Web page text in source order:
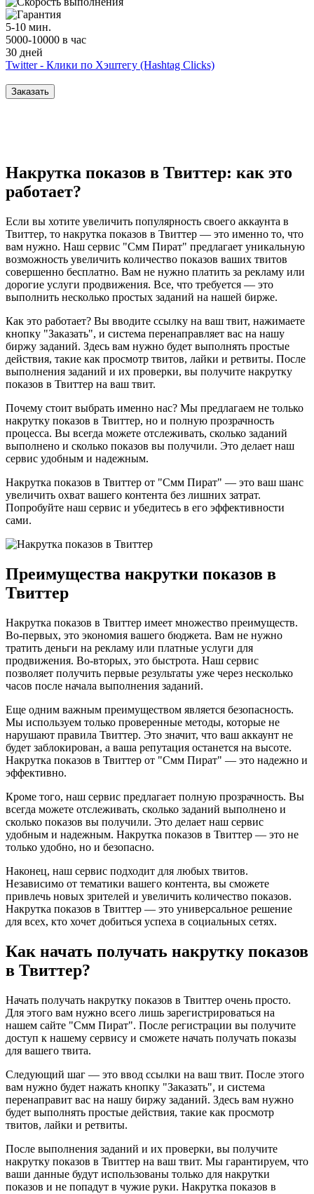
5-10 мин.
5000-10000 в час
30 дней
Twitter - Клики по Хэштегу (Hashtag Clicks)
Заказать
Накрутка показов в Твиттер: как это
работает?
Если вы хотите увеличить популярность своего аккаунта в
Твиттер, то накрутка показов в Твиттер — это именно то, что
вам нужно. Наш сервис "Смм Пират" предлагает уникальную
возможность увеличить количество показов ваших твитов
совершенно бесплатно. Вам не нужно платить за рекламу или
дорогие услуги продвижения. Все, что требуется — это
выполнить несколько простых заданий на нашей бирже.
Как это работает? Вы вводите ссылку на ваш твит, нажимаете
кнопку "Заказать", и система перенаправляет вас на нашу
биржу заданий. Здесь вам нужно будет выполнять простые
действия, такие как просмотр твитов, лайки и ретвиты. После
выполнения заданий и их проверки, вы получите накрутку
показов в Твиттер на ваш твит.
Почему стоит выбрать именно нас? Мы предлагаем не только
накрутку показов в Твиттер, но и полную прозрачность
процесса. Вы всегда можете отслеживать, сколько заданий
выполнено и сколько показов вы получили. Это делает наш
сервис удобным и надежным.
Накрутка показов в Твиттер от "Смм Пират" — это ваш шанс
увеличить охват вашего контента без лишних затрат.
Попробуйте наш сервис и убедитесь в его эффективности
сами.
Преимущества накрутки показов в
Твиттер
Накрутка показов в Твиттер имеет множество преимуществ.
Во-первых, это экономия вашего бюджета. Вам не нужно
тратить деньги на рекламу или платные услуги для
продвижения. Во-вторых, это быстрота. Наш сервис
позволяет получить первые результаты уже через несколько
часов после начала выполнения заданий.
Еще одним важным преимуществом является безопасность.
Мы используем только проверенные методы, которые не
нарушают правила Твиттер. Это значит, что ваш аккаунт не
будет заблокирован, а ваша репутация останется на высоте.
Накрутка показов в Твиттер от "Смм Пират" — это надежно и
эффективно.
Кроме того, наш сервис предлагает полную прозрачность. Вы
всегда можете отслеживать, сколько заданий выполнено и
сколько показов вы получили. Это делает наш сервис
удобным и надежным. Накрутка показов в Твиттер — это не
только удобно, но и безопасно.
Наконец, наш сервис подходит для любых твитов.
Независимо от тематики вашего контента, вы сможете
привлечь новых зрителей и увеличить количество показов.
Накрутка показов в Твиттер — это универсальное решение
для всех, кто хочет добиться успеха в социальных сетях.
Как начать получать накрутку показов
в Твиттер?
Начать получать накрутку показов в Твиттер очень просто.
Для этого вам нужно всего лишь зарегистрироваться на
нашем сайте "Смм Пират". После регистрации вы получите
доступ к нашему сервису и сможете начать получать показы
для вашего твита.
Следующий шаг — это ввод ссылки на ваш твит. После этого
вам нужно будет нажать кнопку "Заказать", и система
перенаправит вас на нашу биржу заданий. Здесь вам нужно
будет выполнять простые действия, такие как просмотр
твитов, лайки и ретвиты.
После выполнения заданий и их проверки, вы получите
накрутку показов в Твиттер на ваш твит. Мы гарантируем, что
ваши данные будут использованы только для накрутки
показов и не попадут в чужие руки. Накрутка показов в